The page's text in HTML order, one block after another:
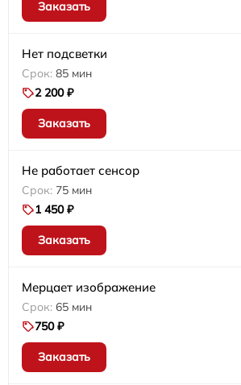
Заказать
Нет подсветки
85 мин
2 200 ₽
Заказать
Не работает сенсор
75 мин
1 450 ₽
Заказать
Мерцает изображение
65 мин
750 ₽
Заказать